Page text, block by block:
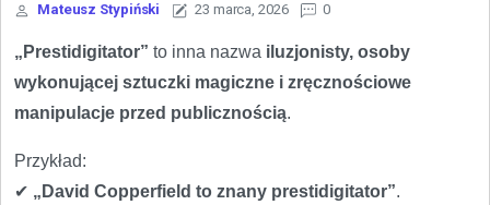
Mateusz Stypiński 23 marca, 2026 0
„Prestidigitator” to inna nazwa iluzjonisty, osoby
wykonującej sztuczki magiczne i zręcznościowe
manipulacje przed publicznością.
Przykład:
✔ „David Copperfield to znany prestidigitator”.